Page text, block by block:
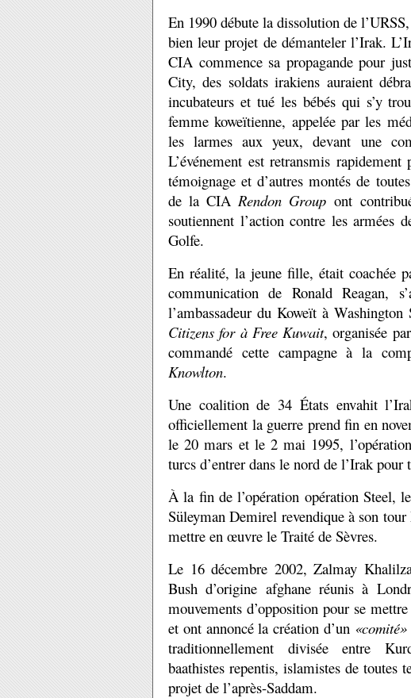
En 1990 débute la dissolution de
bien leur projet de démanteler l’Irak.
CIA commence sa propagande pour
City, des soldats irakiens auraient
incubateurs et tué les bébés qui s’y
femme koweïtienne, appelée par les
les larmes aux yeux, devant une
L’événement est retransmis
témoignage et d’autres montés de
de la CIARendon Group ont
soutiennent l’action contre les armées
Golfe.
En réalité, la jeune fille, était coachée
communication de Ronald Reagan,
l’ambassadeur du Koweït àWashington
Citizens for à Free Kuwait, organisée
commandé cette campagne à la
Knowlton.
Une coalition de 34 États envahit
officiellement la guerre prend fin en
le 20 mars et le 2 mai 1995, l’opération
turcs d’entrer dans le nord de l’Irak
À la fin de l’opération opération Steel,
Süleyman Demirel revendique à son
mettre en œuvre le Traité de Sèvres.
Le 16 décembre 2002, Zalmay
Bush d’origine afghane réunis à
mouvements d’opposition pour se
et ont annoncé la création d’un «comité»
traditionnellement divisée entre
baathistes repentis, islamistes de toutes
projet de l’après-Saddam.